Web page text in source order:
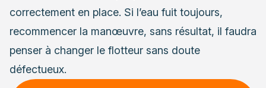
correctement en place. Si l’eau fuit toujours,
recommencer la manœuvre, sans résultat, il faudra
penser à changer le flotteur sans doute
défectueux.